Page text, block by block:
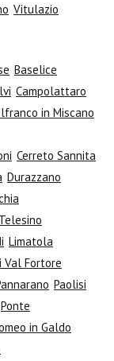
Vitulazio
Baselice
Campolattaro
in Miscano
Cerreto Sannita
Durazzano
Limatola
Fortore
Paolisi
Ponte
in Galdo